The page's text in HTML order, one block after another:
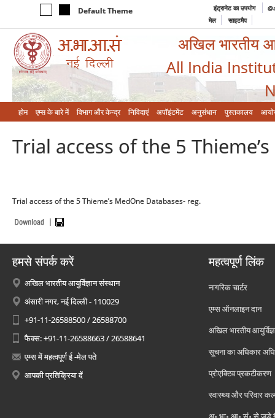
Default Theme इंट्रानेट का उपयोग
मेल
साइटमैप
अखिल भारतीय
All India
होम एम्‍स के बारे में विभाग और केन्‍द्र निविदाएं अपॉइंटमेंट अनुसंधान पुस्तकालय
Trial access of the 5
Trial access of the 5 Thieme’s MedOne Databases- reg.
हमसे संपर्क करें
अखिल भारतीय आयुर्विज्ञान संस्थान
अंसारी नगर, नई दिल्ली - 110029
+91-11-26588500 / 26588700
फैक्स: +91-11-26588663 / 26588641
एम्स में महत्वपूर्ण ई -मेल पते
आपकी प्रतिक्रिया दें
महत्वपूर्ण लिंक
नागरिक चार्टर
एम्स ऑनलाइन दान
अखिल भारतीय
सूचना का अधिकार
प्रोएक्टिव प्रकटीकरण
स्वास्थ्य और परिवार